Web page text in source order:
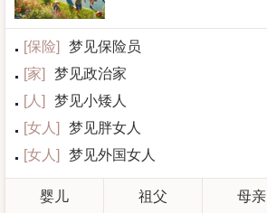
[保险]
梦见保险员
[家]
梦见政治家
[人 ]
梦见小矮人
[女人 ]
梦见胖女人
[女人 ] 梦见外国女人
婴儿 祖父 母亲